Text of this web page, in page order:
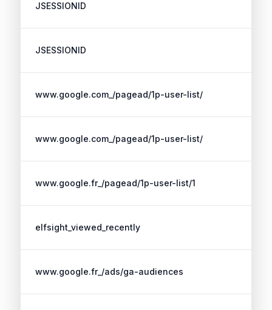
JSESSIONID
JSESSIONID
www.google.com_/pagead/1p-user-list/
www.google.com_/pagead/1p-user-list/
www.google.fr_/pagead/1p-user-list/1
elfsight_viewed_recently
www.google.fr_/ads/ga-audiences